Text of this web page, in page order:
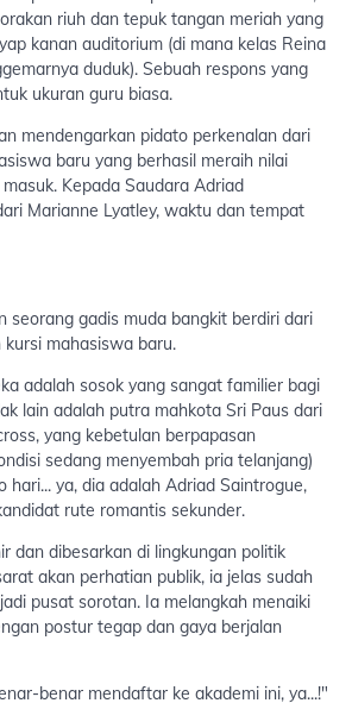
riuh dan tepuk tangan meriah yang
kanan auditorium (di mana kelas Reina
duduk). Sebuah respons yang
ukuran guru biasa.
mendengarkan pidato perkenalan dari
baru yang berhasil meraih nilai
Kepada Saudara Adriad
Marianne Lyatley, waktu dan tempat
seorang gadis muda bangkit berdiri dari
mahasiswa baru.
adalah sosok yang sangat familier bagi
lain adalah putra mahkota Sri Paus dari
yang kebetulan berpapasan
sedang menyembah pria telanjang)
hari... ya, dia adalah Adriad Saintrogue,
rute romantis sekunder.
dan dibesarkan di lingkungan politik
akan perhatian publik, ia jelas sudah
pusat sorotan. Ia melangkah menaiki
postur tegap dan gaya berjalan
benar mendaftar ke akademi ini, ya...!"